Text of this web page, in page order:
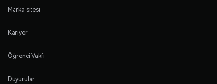
Marka sitesi
Kariyer
Öğrenci Vakfı
Duyurular